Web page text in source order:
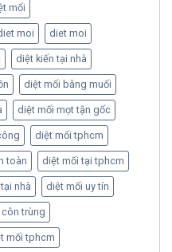
mối
moi diet moi
diệt kiến tại nhà
diệt mối bằng muối
diệt mối mọt tận gốc
diệt mối tphcm
toàn diệt mối tại tphcm
nhà diệt mối uy tín
trùng
mối tphcm